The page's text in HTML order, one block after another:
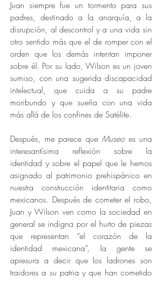
Juan siempre fue un tormento para sus
padres, destinado a la anarquía, a la
disrupción, al descontrol y a una vida sin
otro sentido más que el de romper con el
orden que los demás intentan imponer
sobre él. Por su lado, Wilson es un joven
sumiso, con una sugerida discapacidad
intelectual, que cuida a su padre
moribundo y que sueña con una vida
más allá de los confines de Satélite.
Después, me parece que Museoes una
interesantísima reflexión sobre la
identidad y sobre el papel que le hemos
asignado al patrimonio prehispánico en
nuestra construcción identitaria como
mexicanos. Después de cometer el robo,
Juan y Wilson ven como la sociedad en
general se indigna por el hurto de piezas
que representan “el corazón de la
identidad mexicana”, la gente se
apresura a decir que los ladrones son
traidores a su patria y que han cometido